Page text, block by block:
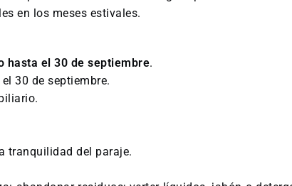
en los meses estivales.
hasta el 30 de septiembre.
30 de septiembre.
tranquilidad del paraje.